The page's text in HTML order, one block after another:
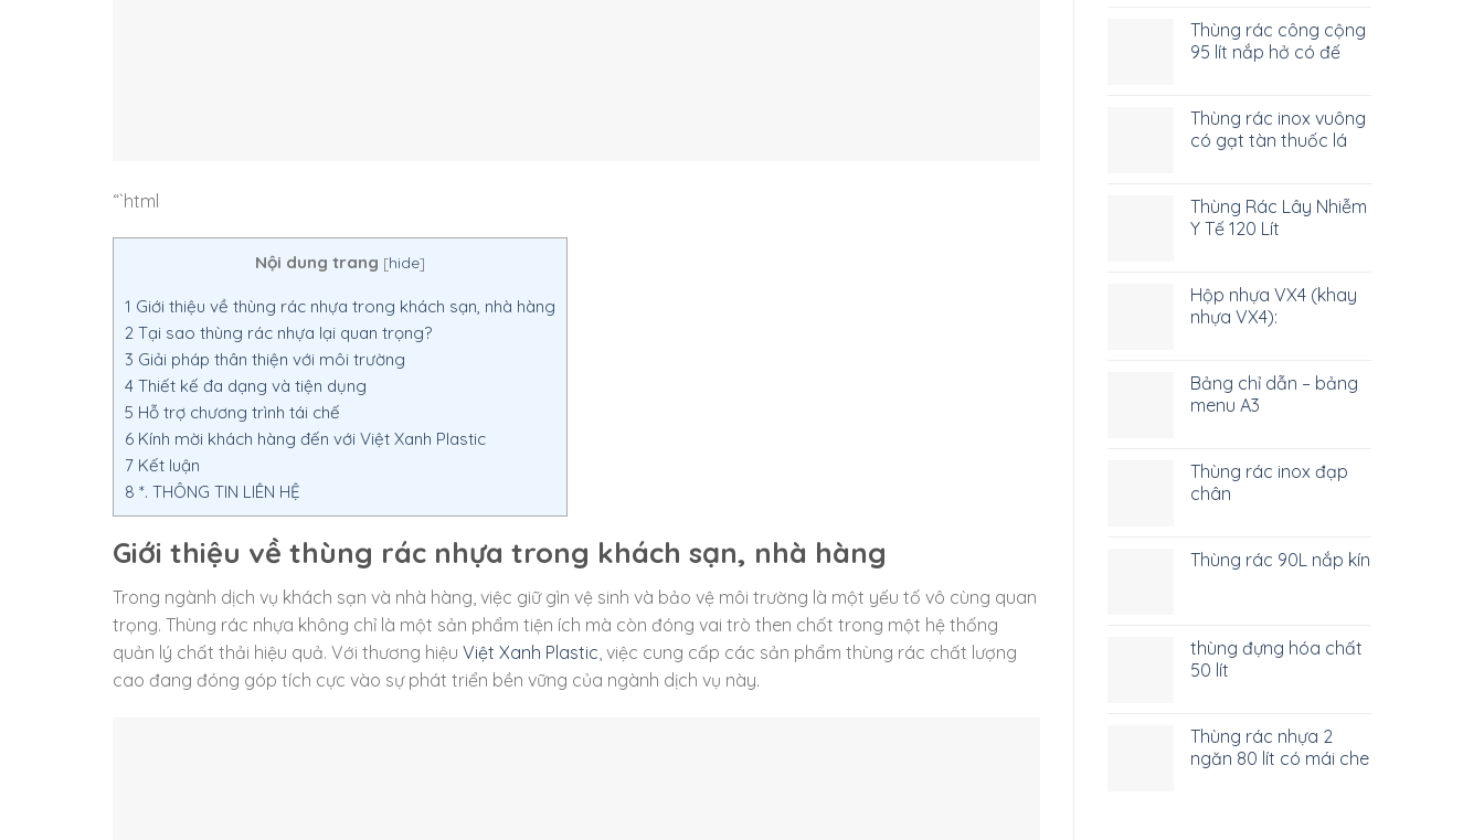
“`html
Nội dung trang [hide]
1 Giới thiệu về thùng rác nhựa trong khách sạn, nhà hàng
2 Tại sao thùng rác nhựa lại quan trọng?
3 Giải pháp thân thiện với môi trường
4 Thiết kế đa dạng và tiện dụng
5 Hỗ trợ chương trình tái chế
6 Kính mời khách hàng đến với Việt Xanh Plastic
7 Kết luận
8 *. THÔNG TIN LIÊN HỆ
Giới thiệu về thùng rác nhựa trong khách sạn, nhà hàng
Trong ngành dịch vụ khách sạn và nhà hàng, việc giữ gìn vệ sinh và bảo vệ môi trường là một yếu tố vô cùng quan
trọng. Thùng rác nhựa không chỉ là một sản phẩm tiện ích mà còn đóng vai trò then chốt trong một hệ thống
quản lý chất thải hiệu quả. Với thương hiệu Việt Xanh Plastic, việc cung cấp các sản phẩm thùng rác chất lượng
cao đang đóng góp tích cực vào sự phát triển bền vững của ngành dịch vụ này.
Thùng rác công cộng
95 lít nắp hở có đế
Thùng rác inox vuông
có gạt tàn thuốc lá
Thùng Rác Lây Nhiễm
Y Tế 120 Lít
Hộp nhựa VX4 (khay
nhựa VX4):
Bảng chỉ dẫn – bảng
menu A3
Thùng rác inox đạp
chân
Thùng rác 90L nắp kín
thùng đựng hóa chất
50 lít
Thùng rác nhựa 2
ngăn 80 lít có mái che